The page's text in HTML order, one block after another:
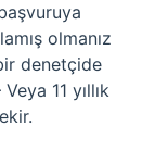
olmanız
denetçide
11 yıllık